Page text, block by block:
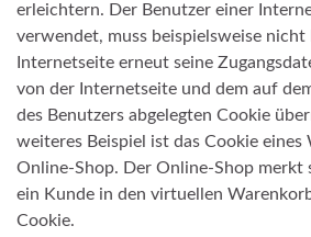
erleichtern. Der Benutzer einer
verwendet, muss beispielsweise nicht
Internetseite erneut seine
von der Internetseite und dem auf
des Benutzers abgelegten Cookie
weiteres Beispiel ist das Cookie eines
Online-Shop. Der Online-Shop merkt
ein Kunde in den virtuellen
Cookie.